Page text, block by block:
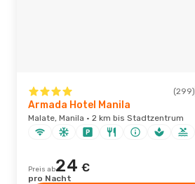
(299)
Armada Hotel Manila
Malate, Manila · 2 km bis Stadtzentrum
Preis ab24 €
pro Nacht